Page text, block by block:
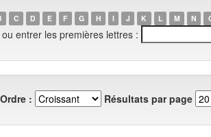
C D E F G H I J K L M N
ou entrer les premières lettres :
Ordre : Résultats par page